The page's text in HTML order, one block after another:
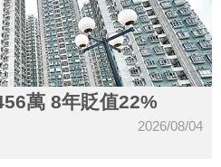
萬 8年貶值22%
2026/08/04